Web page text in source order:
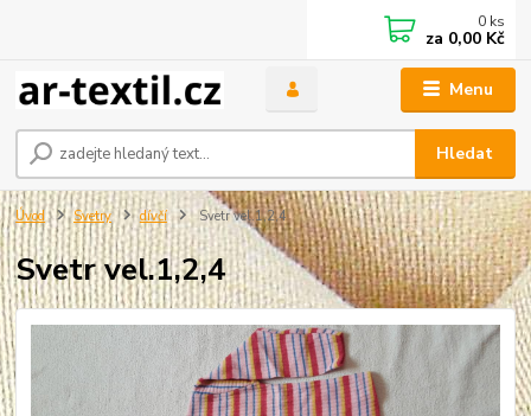
Menu
Hledat
0 ks
za 0,00 Kč
Úvod Svetry dívčí Svetr vel.1,2,4
Svetr vel.1,2,4